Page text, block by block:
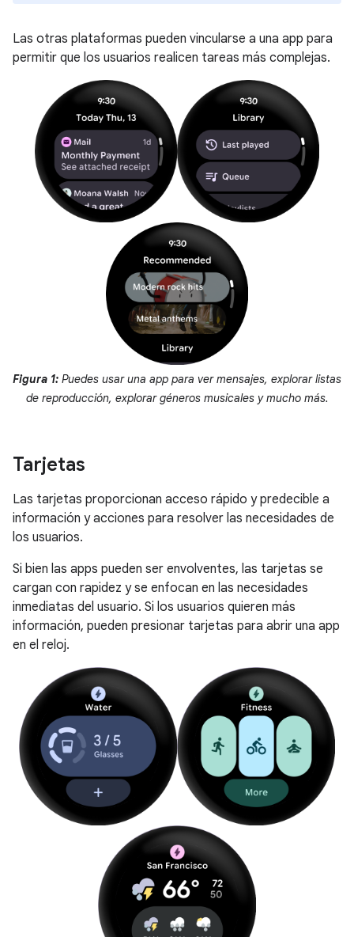
Las otras plataformas pueden vincularse a una app para
permitir que los usuarios realicen tareas más complejas.
Figura 1: Puedes usar una app para ver mensajes, explorar listas
de reproducción, explorar géneros musicales y mucho más.
Tarjetas
Las tarjetas proporcionan acceso rápido y predecible a
información y acciones para resolver las necesidades de
los usuarios.
Si bien las apps pueden ser envolventes, las tarjetas se
cargan con rapidez y se enfocan en las necesidades
inmediatas del usuario. Si los usuarios quieren más
información, pueden presionar tarjetas para abrir una app
en el reloj.